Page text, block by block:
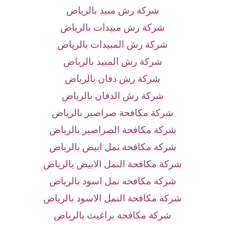
شركة رش مبيد بالرياض
شركة رش مبيدات بالرياض
شركة رش المبيدات بالرياض
شركة رش المبيد بالرياض
شركة رش دفان بالرياض
شركة رش الدفان بالرياض
شركة مكافحة صراصير بالرياض
شركة مكافحة الصراصير بالرياض
شركة مكافحة نمل ابيض بالرياض
شركة مكافحة النمل الابيض بالرياض
شركة مكافحه نمل اسود بالرياض
شركة مكافحة النمل الاسود بالرياض
شركة مكافحة براغيث بالرياض